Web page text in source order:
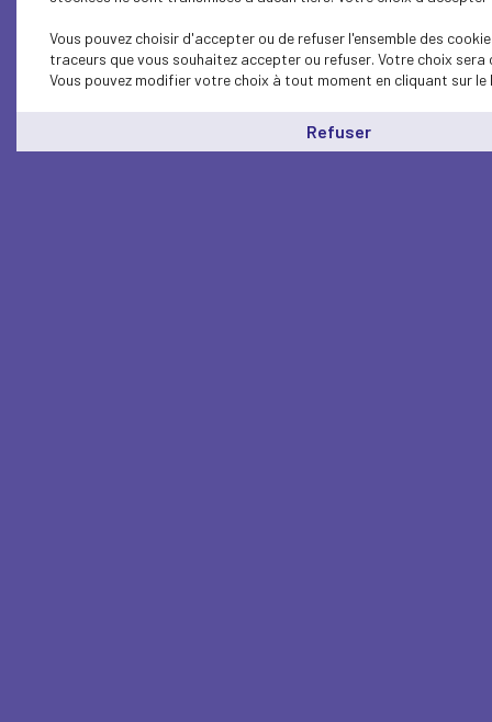
Vous pouvez choisir d'accepter ou de refuser l'ensemble des
traceurs que vous souhaitez accepter ou refuser. Votre choix
Vous pouvez modifier votre choix à tout moment en cliquant sur le
Refuser